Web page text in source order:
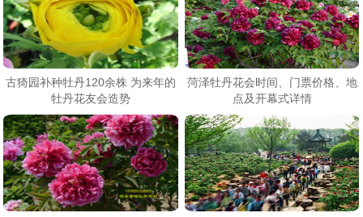
古猗园补种牡丹120余株 为来年的
牡丹花友会造势
菏泽牡丹花会时间、门票价格、地
点及开幕式详情